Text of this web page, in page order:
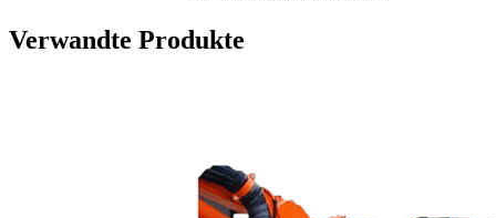
Verwandte Produkte